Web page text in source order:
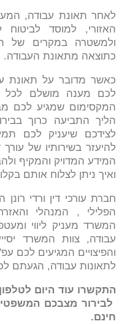
לאחר תאונת עבודה,
האזורי, למוסד
ולמשטרה במקרים של
כתוצאה מתאונת העבודה.
כאשר מדובר על תאונת
לכם מענה מושלם לכל
המקסימום שמגיע לכם
הליך התביעה כרוך
לצידכם שיעניק לכם
להיעזר בשירותיו של
המידע המדויק והמקיף
ואיך ניתן לצלוח אותם
חברת עורכי דין ורדי
הפלילי , המנהלי
המשרד מעניק ליווי
עבודה, צוות המשרד
והפיצויים המגיעים לכם
לתאונות עבודה, הגעתם
התקשרו עוד היום
לבירור מצבכם המשפטי,
חינם.